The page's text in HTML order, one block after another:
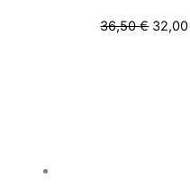
36,50€